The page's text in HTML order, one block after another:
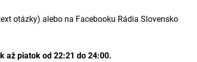
otázky) alebo na Facebooku Rádia Slovensko
až piatok od 22:21 do 24:00.